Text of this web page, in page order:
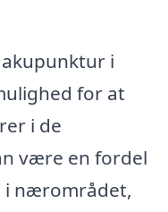
i
for at
i de
være en fordel
i nærområdet,